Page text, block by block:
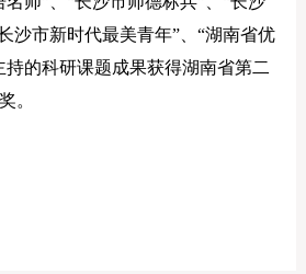
沙市新时代最美青年”、“湖南省优
持的科研课题成果获得湖南省第二
。